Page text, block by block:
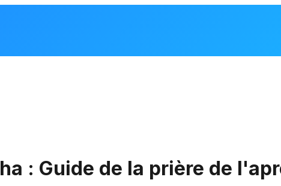
: Guide de la prière de